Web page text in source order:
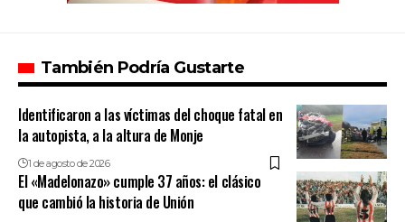
También Podría Gustarte
Identificaron a las víctimas del choque fatal en
la autopista, a la altura de Monje
1 de agosto de 2026
El «Madelonazo» cumple 37 años: el clásico
que cambió la historia de Unión